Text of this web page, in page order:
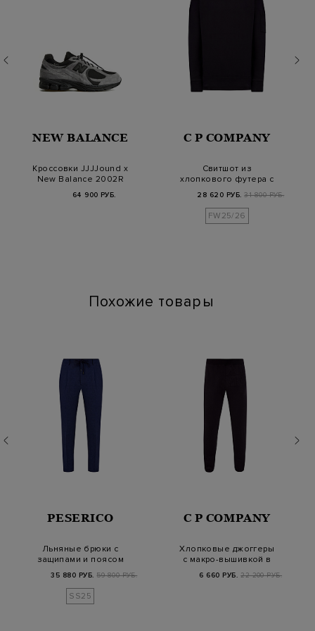
NEW BALANCE
Кроссовки JJJJound x
New Balance 2002R
GORE-TEX 'Charc…
64 900 РУБ.
C P COMPANY
Свитшот из
хлопкового футера с
фирменной линзой
28 620 РУБ. 31 800 РУБ.
FW25/26
Похожие товары
PESERICO
Льняные брюки с
защипами и поясом
35 880 РУБ. 59 800 РУБ.
SS25
C P COMPANY
Хлопковые джоггеры
с макро-вышивкой в
6 660 РУБ. 22 200 РУБ.